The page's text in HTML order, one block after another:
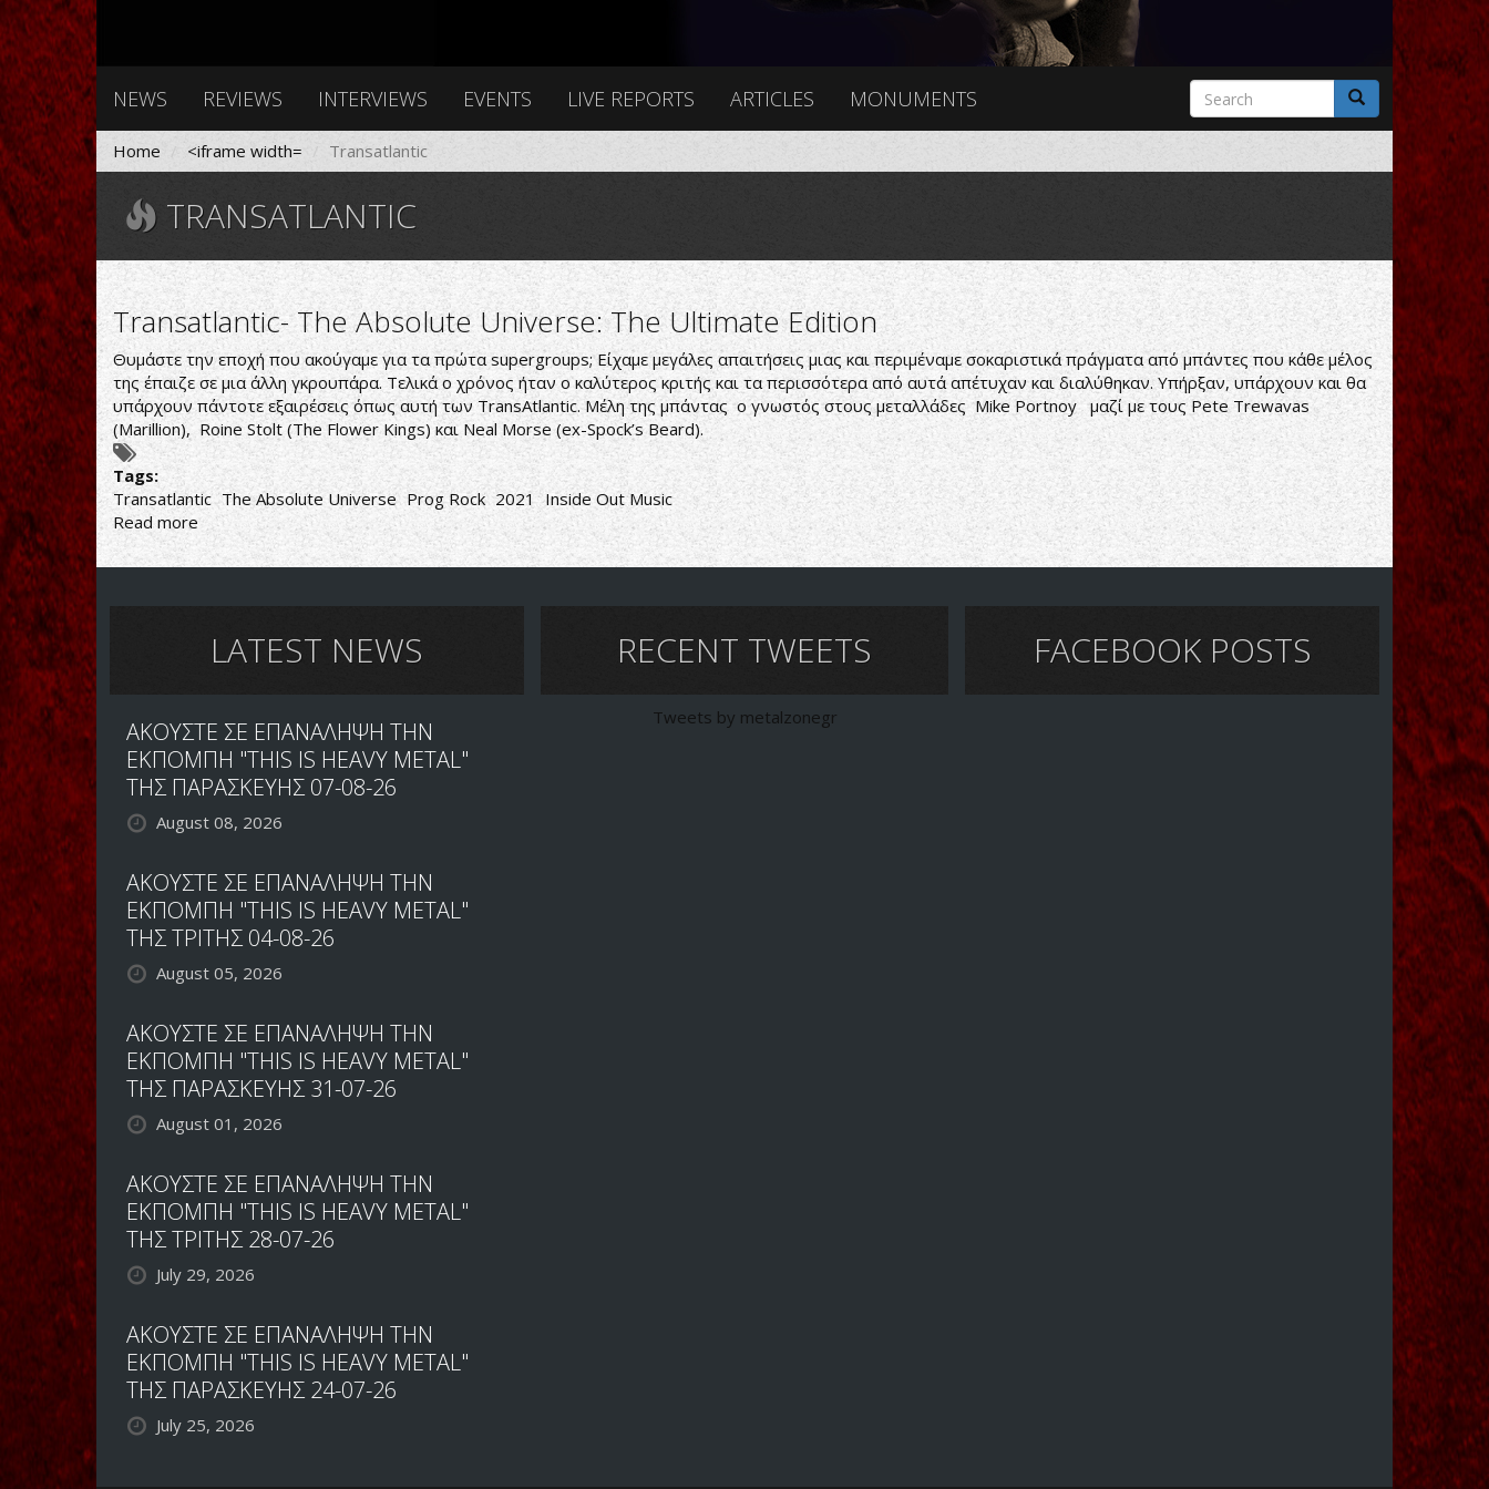
NEWS REVIEWS INTERVIEWS EVENTS LIVE REPORTS ARTICLES MONUMENTS
Search
form
Search
Home <iframe width= Transatlantic
TRANSATLANTIC
Transatlantic- The Absolute Universe: The Ultimate Edition
Θυμάστε την εποχή που ακούγαμε για τα πρώτα supergroups; Είχαμε μεγάλες απαιτήσεις μιας και περιμέναμε σοκαριστικά πράγματα από μπάντες που κάθε μέλος
της έπαιζε σε μια άλλη γκρουπάρα. Τελικά ο χρόνος ήταν ο καλύτερος κριτής και τα περισσότερα από αυτά απέτυχαν και διαλύθηκαν. Υπήρξαν, υπάρχουν και θα
υπάρχουν πάντοτε εξαιρέσεις όπως αυτή των TransAtlantic. Μέλη της μπάντας ο γνωστός στους μεταλλάδες Mike Portnoy μαζί με τους Pete Trewavas
(Marillion), Roine Stolt (The Flower Kings) και Neal Morse (ex-Spock’s Beard).
Tags:
Transatlantic The Absolute Universe Prog Rock 2021 Inside Out Music
Read more about
Transatlantic-
The
The
Ultimate
LATEST NEWS
ΑΚΟΥΣΤΕ ΣΕ ΕΠΑΝΑΛΗΨΗ ΤΗΝ
ΕΚΠΟΜΠΗ "THIS IS HEAVY METAL"
ΤΗΣ ΠΑΡΑΣΚΕΥΗΣ 07-08-26
August 08, 2026
ΑΚΟΥΣΤΕ ΣΕ ΕΠΑΝΑΛΗΨΗ ΤΗΝ
ΕΚΠΟΜΠΗ "THIS IS HEAVY METAL"
ΤΗΣ ΤΡΙΤΗΣ 04-08-26
August 05, 2026
ΑΚΟΥΣΤΕ ΣΕ ΕΠΑΝΑΛΗΨΗ ΤΗΝ
ΕΚΠΟΜΠΗ "THIS IS HEAVY METAL"
ΤΗΣ ΠΑΡΑΣΚΕΥΗΣ 31-07-26
August 01, 2026
ΑΚΟΥΣΤΕ ΣΕ ΕΠΑΝΑΛΗΨΗ ΤΗΝ
ΕΚΠΟΜΠΗ "THIS IS HEAVY METAL"
ΤΗΣ ΤΡΙΤΗΣ 28-07-26
July 29, 2026
ΑΚΟΥΣΤΕ ΣΕ ΕΠΑΝΑΛΗΨΗ ΤΗΝ
ΕΚΠΟΜΠΗ "THIS IS HEAVY METAL"
ΤΗΣ ΠΑΡΑΣΚΕΥΗΣ 24-07-26
July 25, 2026
RECENT TWEETS
Tweets by metalzonegr
FACEBOOK POSTS